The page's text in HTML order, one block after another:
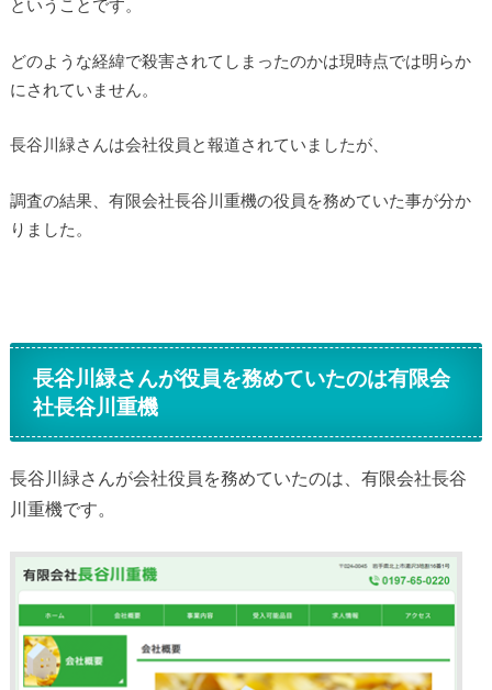
ということです。
どのような経緯で殺害されてしまったのかは現時点では明らか
にされていません。
長谷川緑さんは会社役員と報道されていましたが、
調査の結果、有限会社長谷川重機の役員を務めていた事が分か
りました。
長谷川緑さんが役員を務めていたのは有限会
社長谷川重機
長谷川緑さんが会社役員を務めていたのは、有限会社長谷
川重機です。